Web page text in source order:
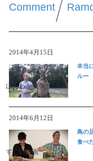
Comment
2014年4月15日
ほんわか映像
本当
ルー
2014年6月12日
すごい動画
鳥の
食べ